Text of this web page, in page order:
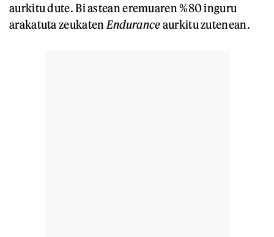
aurkitu dute. Bi astean eremuaren %80 inguru
arakatuta zeukaten Enduranceaurkitu zutenean.